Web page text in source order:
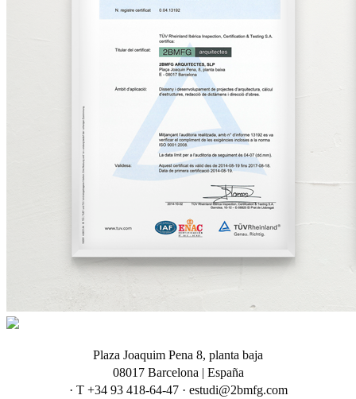
Plaza Joaquim Pena 8, planta baja
08017 Barcelona | España
· T +34 93 418-64-47 · estudi@2bmfg.com